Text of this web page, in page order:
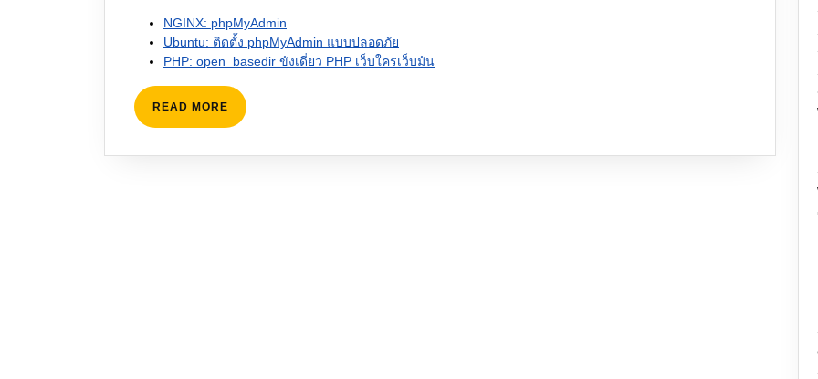
NGINX: phpMyAdmin
Ubuntu: ติดตั้ง phpMyAdmin แบบปลอดภัย
PHP: open_basedir ขังเดี่ยว PHP เว็บใครเว็บมัน
READ MORE READ
MORE